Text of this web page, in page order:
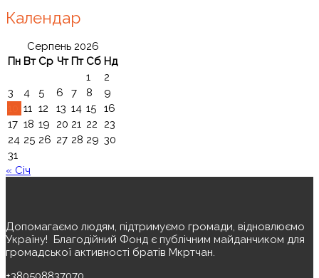
Календар
Серпень 2026
Пн Вт Ср Чт Пт Сб Нд
1
2
3
4 5 6 7 8
9
11 12 13 14 15
16
17 18 19 20 21 22
23
24 25 26 27 28 29 30
31
« Січ
Допомагаємо людям, підтримуємо громади, відновлюємо
Україну! ️ Благодійний Фонд є публічним майданчиком для
громадської активності братів Мкртчан.